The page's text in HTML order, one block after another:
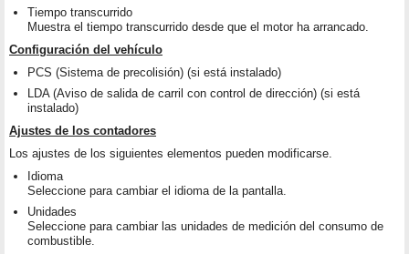
Tiempo transcurrido
Muestra el tiempo transcurrido desde que el motor ha arrancado.
Configuración del vehículo
PCS (Sistema de precolisión) (si está instalado)
LDA (Aviso de salida de carril con control de dirección) (si está
instalado)
Ajustes de los contadores
Los ajustes de los siguientes elementos pueden modificarse.
Idioma
Seleccione para cambiar el idioma de la pantalla.
Unidades
Seleccione para cambiar las unidades de medición del consumo de
combustible.